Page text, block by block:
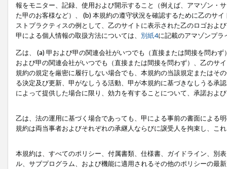
報をモニター、記録、使用および開示すること（例えば、アマゾン・
た甲のお客様など）、 (b) 本規約の遵守状況を確認するために乙のサ
ストプラクティスの例として、乙のサイトに表示された乙のロゴおよ
甲による個人情報の取扱方法については、 別紙4に記載のアマゾンプ
乙は、 (a) 甲および甲の関連会社がいつでも（直接または間接を問わ
および甲の関連会社がいつでも（直接または間接を問わず）、乙のサ
規約の規定を厳密に履行しない場合でも、本規約の当該規定またはそ
る決定及び更新、甲がなしうる活動、甲が本規約に基づきなしうる承
によって提供した場合に限り、効力を有することについて、承諾およ
乙は、法の運用に基づく場合であっても、甲による事前の書面による
規約は両当事者およびそれぞれの承継人ならびに譲受人を拘束し、こ
本規約は、すべてのポリシー、付属書類、仕様書、ガイドライン、別
ル、サブプログラム、および機能に適用されるその他のポリシーの最